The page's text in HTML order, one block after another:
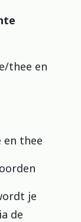
thee en
en thee
je
de